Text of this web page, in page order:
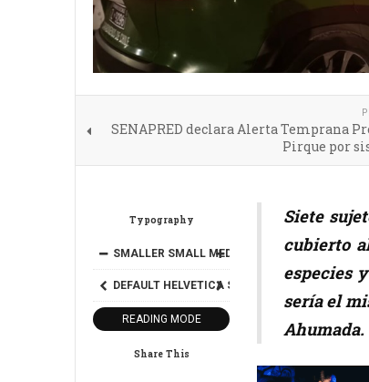
SENAPRED declara Alerta Temprana
Pirque por
Typography
SMALLER SMALL MEDIUM BIGGER
DEFAULT HELVETICA SEGOE GEORGIA
READING MODE
Share This
Siete
cubierto
especies
sería el
Ahumada.